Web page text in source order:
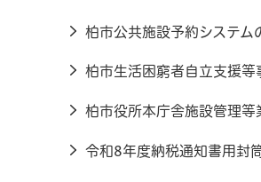
柏市公共施設予約システ
柏市生活困窮者自立支援
柏市役所本庁舎施設管理
令和8年度納税通知書用封